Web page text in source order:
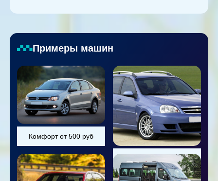
Примеры машин
Комфорт от 500 руб
Универсал от 800 руб